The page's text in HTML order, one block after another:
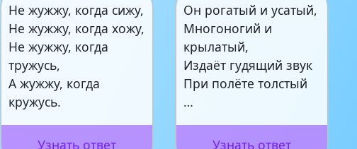
Не жужжу, когда сижу,
Не жужжу, когда хожу,
Не жужжу, когда
тружусь,
А жужжу, когда
кружусь.
Узнать ответ
Он рогатый и усатый,
Многоногий и
крылатый,
Издаёт гудящий звук
При полёте толстый
…
Узнать ответ